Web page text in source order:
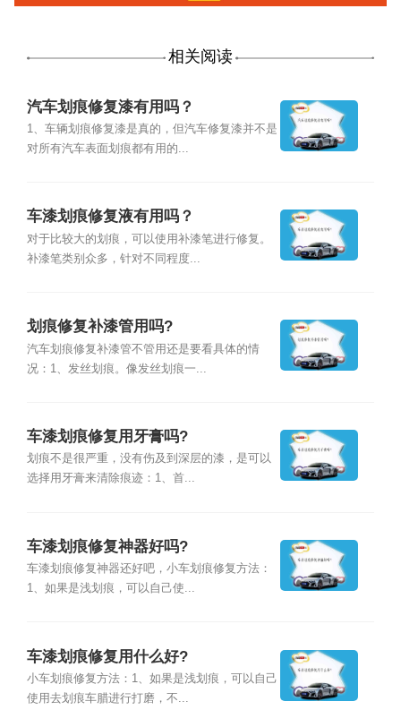
相关阅读
汽车划痕修复漆有用吗？
1、车辆划痕修复漆是真的，但汽车修复漆并不是
对所有汽车表面划痕都有用的...
车漆划痕修复液有用吗？
对于比较大的划痕，可以使用补漆笔进行修复。
补漆笔类别众多，针对不同程度...
划痕修复补漆管用吗?
汽车划痕修复补漆管不管用还是要看具体的情
况：1、发丝划痕。像发丝划痕一...
车漆划痕修复用牙膏吗?
划痕不是很严重，没有伤及到深层的漆，是可以
选择用牙膏来清除痕迹：1、首...
车漆划痕修复神器好吗?
车漆划痕修复神器还好吧，小车划痕修复方法：
1、如果是浅划痕，可以自己使...
车漆划痕修复用什么好?
小车划痕修复方法：1、如果是浅划痕，可以自己
使用去划痕车腊进行打磨，不...